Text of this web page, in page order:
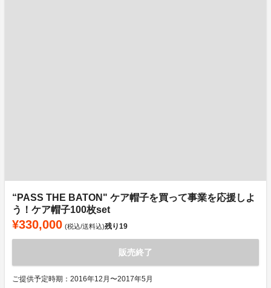
“PASS THE BATON" ケア帽子を買って事業を応援しよ
う！ケア帽子100枚set
¥330,000 (税込/送料込)残り19
販売終了
ご提供予定時期：2016年12月〜2017年5月